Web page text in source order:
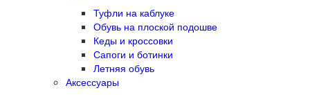
Туфли на каблуке
Обувь на плоской подошве
Кеды и кроссовки
Сапоги и ботинки
Летняя обувь
Аксессуары